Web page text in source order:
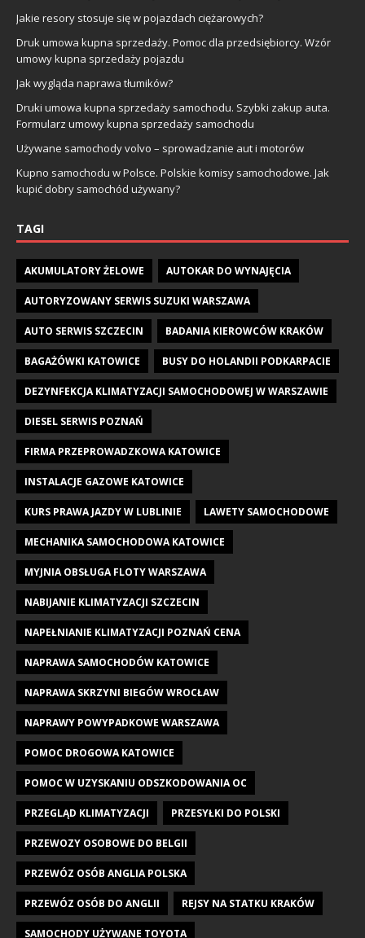
Jakie resory stosuje się w pojazdach ciężarowych?
Druk umowa kupna sprzedaży. Pomoc dla przedsiębiorcy. Wzór
umowy kupna sprzedaży pojazdu
Jak wygląda naprawa tłumików?
Druki umowa kupna sprzedaży samochodu. Szybki zakup auta.
Formularz umowy kupna sprzedaży samochodu
Używane samochody volvo – sprowadzanie aut i motorów
Kupno samochodu w Polsce. Polskie komisy samochodowe. Jak
kupić dobry samochód używany?
TAGI
AKUMULATORY ŻELOWE AUTOKAR DO WYNAJĘCIA
AUTORYZOWANY SERWIS SUZUKI WARSZAWA
AUTO SERWIS SZCZECIN BADANIA KIEROWCÓW KRAKÓW
BAGAŻÓWKI KATOWICE BUSY DO HOLANDII PODKARPACIE
DEZYNFEKCJA KLIMATYZACJI SAMOCHODOWEJ W WARSZAWIE
DIESEL SERWIS POZNAŃ
FIRMA PRZEPROWADZKOWA KATOWICE
INSTALACJE GAZOWE KATOWICE
KURS PRAWA JAZDY W LUBLINIE LAWETY SAMOCHODOWE
MECHANIKA SAMOCHODOWA KATOWICE
MYJNIA OBSŁUGA FLOTY WARSZAWA
NABIJANIE KLIMATYZACJI SZCZECIN
NAPEŁNIANIE KLIMATYZACJI POZNAŃ CENA
NAPRAWA SAMOCHODÓW KATOWICE
NAPRAWA SKRZYNI BIEGÓW WROCŁAW
NAPRAWY POWYPADKOWE WARSZAWA
POMOC DROGOWA KATOWICE
POMOC W UZYSKANIU ODSZKODOWANIA OC
PRZEGLĄD KLIMATYZACJI PRZESYŁKI DO POLSKI
PRZEWOZY OSOBOWE DO BELGII
PRZEWÓZ OSÓB ANGLIA POLSKA
PRZEWÓZ OSÓB DO ANGLII REJSY NA STATKU KRAKÓW
SAMOCHODY UŻYWANE TOYOTA